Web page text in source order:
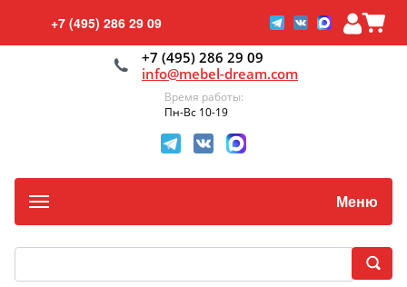
+7 (495) 286 29 09
+7 (495) 286 29 09
info@mebel-dream.com
Время работы:
Пн-Вс 10-19
Меню